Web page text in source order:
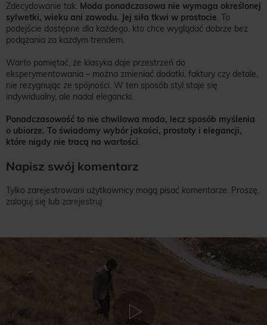
Zdecydowanie tak. Moda ponadczasowa nie wymaga określonej
sylwetki, wieku ani zawodu. Jej siła tkwi w prostocie. To
podejście dostępne dla każdego, kto chce wyglądać dobrze bez
podążania za każdym trendem.
Warto pamiętać, że klasyka daje przestrzeń do
eksperymentowania – można zmieniać dodatki, faktury czy detale,
nie rezygnując ze spójności. W ten sposób styl staje się
indywidualny, ale nadal elegancki.
Ponadczasowość to nie chwilowa moda, lecz sposób myślenia
o ubiorze. To świadomy wybór jakości, prostoty i elegancji,
które nigdy nie tracą na wartości.
Napisz swój komentarz
Tylko zarejestrowani użytkownicy mogą pisać komentarze. Proszę,
zaloguj się lub zarejestruj